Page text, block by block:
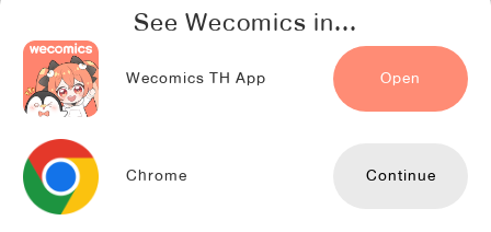
See Wecomics in...
Wecomics TH App Open
Chrome Continue
เกิดใหม่เป็นลูกเทพ พลังเมพอย่าบอกใคร